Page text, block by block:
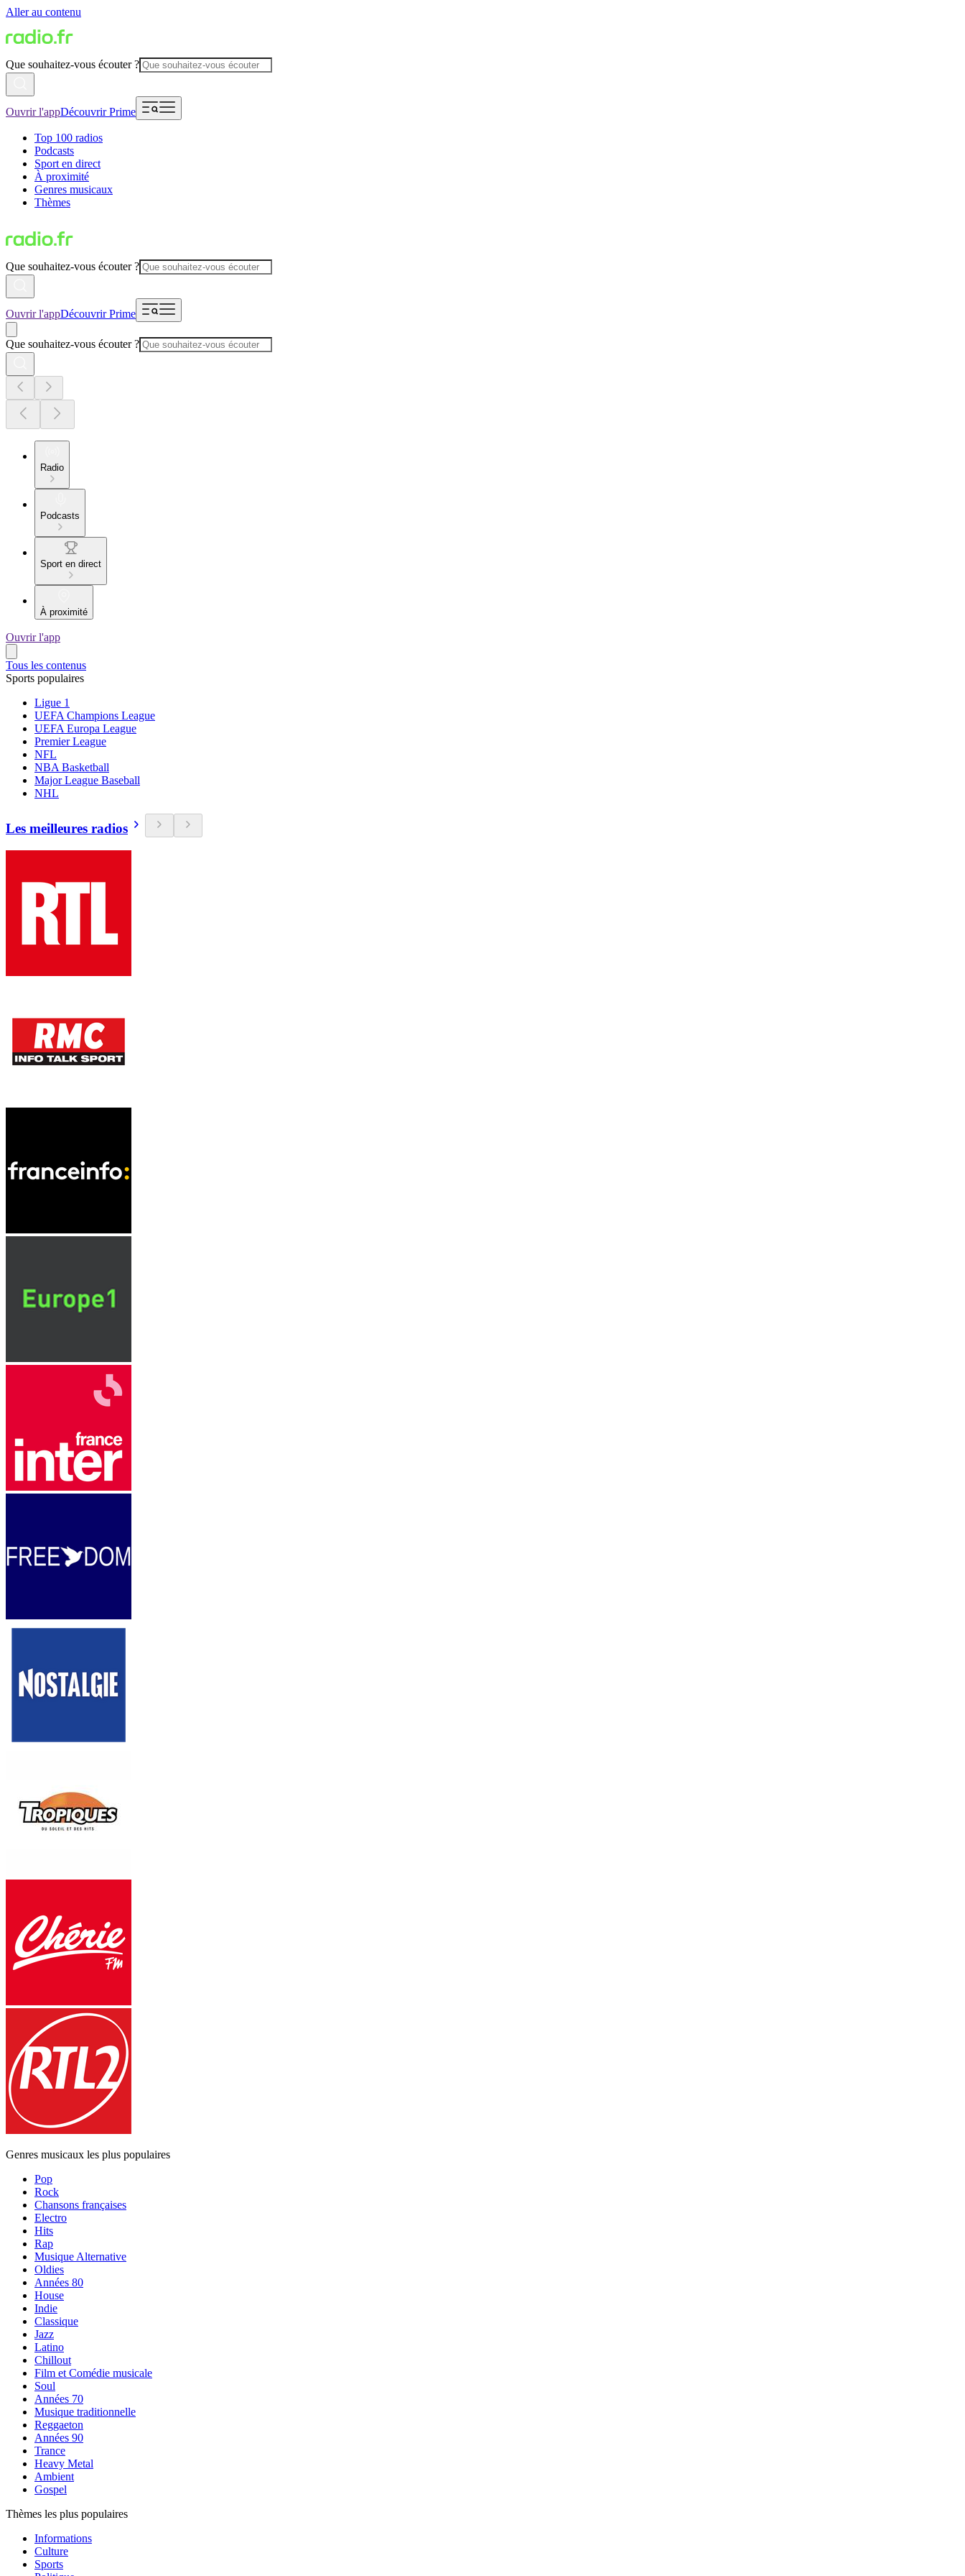
Aller au contenu
Que souhaitez-vous écouter ?
Ouvrir l'appDécouvrir Prime
Top 100 radios
Podcasts
Sport en direct
À proximité
Genres musicaux
Thèmes
Que souhaitez-vous écouter ?
Ouvrir l'appDécouvrir Prime
Que souhaitez-vous écouter ?
Radio
Podcasts
Sport en direct
À proximité
Ouvrir l'app
Tous les contenus
Sports populaires
Ligue 1
UEFA Champions League
UEFA Europa League
Premier League
NFL
NBA Basketball
Major League Baseball
NHL
Les meilleures radios
Genres musicaux les plus populaires
Pop
Rock
Chansons françaises
Electro
Hits
Rap
Musique Alternative
Oldies
Années 80
House
Indie
Classique
Jazz
Latino
Chillout
Film et Comédie musicale
Soul
Années 70
Musique traditionnelle
Reggaeton
Années 90
Trance
Heavy Metal
Ambient
Gospel
Thèmes les plus populaires
Informations
Culture
Sports